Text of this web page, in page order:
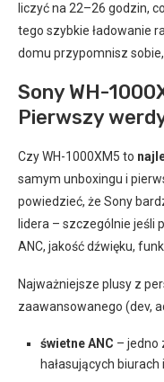
liczyć na 22–26 godzin,
tego szybkie ładowanie
domu przypomnisz
Sony WH-
Pierwszy
Czy WH-1000XM5 to
samym unboxingu i
powiedzieć, że Sony
lidera – szczególnie jeśli
ANC, jakość dźwięku,
Najważniejsze plusy z
zaawansowanego (dev,
świetne ANC – jedno
hałasujących